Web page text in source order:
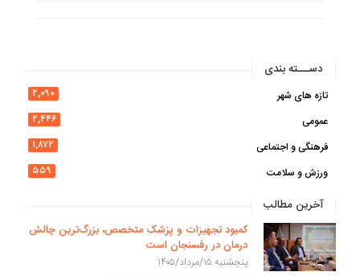
دســـته بندی
تازه های شهر
۲,۰۹۰
عمومی
۲,۴۴۶
فرهنگی و اجتماعی
۱,۸۷۲
ورزش و سلامت
۵۵۹
آخرین مطالب
کمبود تجهیزات و پزشک متخصص، بزرگ‌ترین چالش
درمان در رفسنجان است
پنجشنبه ۱۵/مرداد/۱۴۰۵